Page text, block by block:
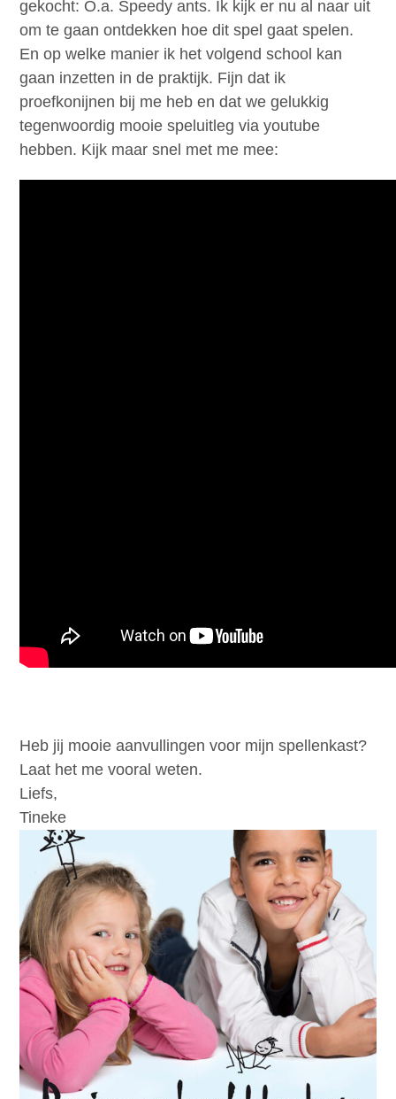
gekocht: O.a. Speedy ants. Ik kijk er nu al naar uit
om te gaan ontdekken hoe dit spel gaat spelen.
En op welke manier ik het volgend school kan
gaan inzetten in de praktijk. Fijn dat ik
proefkonijnen bij me heb en dat we gelukkig
tegenwoordig mooie speluitleg via youtube
hebben. Kijk maar snel met me mee:
Heb jij mooie aanvullingen voor mijn spellenkast?
Laat het me vooral weten.
Liefs,
Tineke